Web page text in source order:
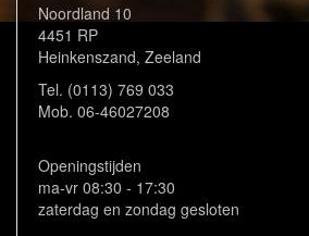
Noordland 10
4451 RP
Heinkenszand, Zeeland
Tel. (0113) 769 033
Mob. 06-46027208
Openingstijden
ma-vr 08:30 - 17:30
zaterdag en zondag gesloten